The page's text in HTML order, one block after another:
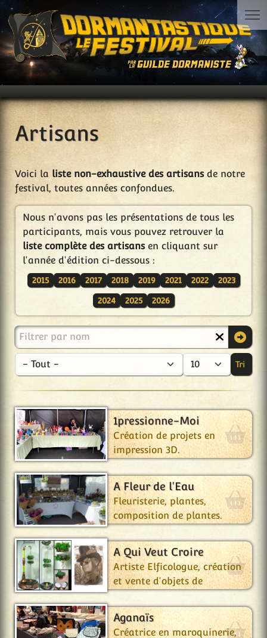
Artisans
Voici la liste non-exhaustive des artisansde notre
festival, toutes années confondues.
Nous n'avons pas les présentations de tous les
participants, mais vous pouvez retrouver la
liste complète des artisans en cliquant sur
l'année d'édition ci-dessous :
2015 2016 2017 2018 2019 2021 2022 2023
2024 2025 2026
Filtrer par nom
-
Tri
1pressionne-Moi
Création de projets en
impression 3D.
A Fleur de l'Eau
Fleuristerie, plantes,
composition de plantes.
A Qui Veut Croire
Artiste Elficologue, création
et vente d'objets de
Aganaïs
Créatrice en maroquinerie,